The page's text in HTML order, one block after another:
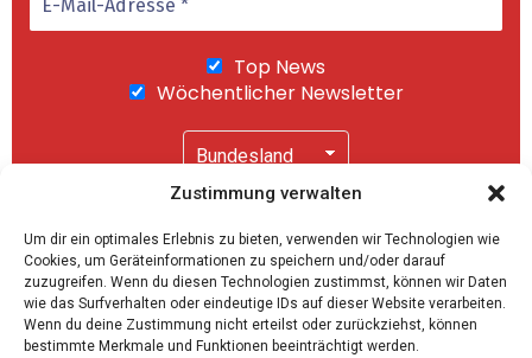
Zustimmung verwalten
Um dir ein optimales Erlebnis zu bieten, verwenden wir Technologien wie
Cookies, um Geräteinformationen zu speichern und/oder darauf
zuzugreifen. Wenn du diesen Technologien zustimmst, können wir Daten
wie das Surfverhalten oder eindeutige IDs auf dieser Website verarbeiten.
Wenn du deine Zustimmung nicht erteilst oder zurückziehst, können
bestimmte Merkmale und Funktionen beeinträchtigt werden.
Top News
Wöchentlicher Newsletter
"Abonnieren" akzeptierst Du unsere
Datenschutzerklärung.